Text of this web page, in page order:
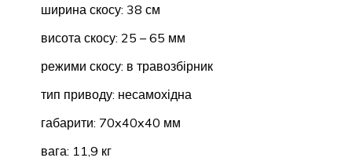
ширина скосу: 38 см
висота скосу: 25 – 65 мм
режими скосу: в травозбірник
тип приводу: несамохідна
габарити: 70x40x40 мм
вага: 11,9 кг